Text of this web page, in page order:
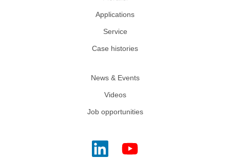
Applications
Service
Case histories
News & Events
Videos
Job opportunities